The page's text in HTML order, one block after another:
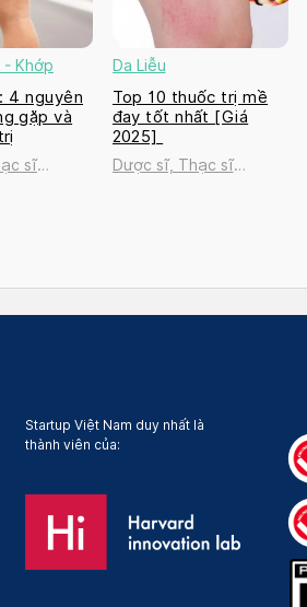
- Khớp
4 nguyên
gặp và
sĩ
Da Liễu
Top 10 thuốc trị mề
đay tốt nhất [Giá
2025]
Dược sĩ, Thạc sĩ
Startup Việt Nam duy nhất là
thành viên của: